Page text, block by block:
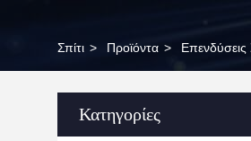
Σπίτι > Προϊόντα > Επενδύσεις
Κατηγορίες